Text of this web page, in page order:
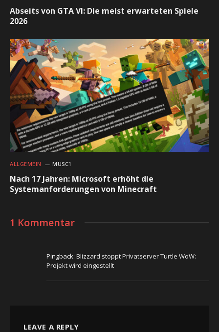
Abseits von GTA VI: Die meist erwarteten Spiele
2026
ALLGEMEIN MUSC1
Nach 17 Jahren: Microsoft erhöht die
Systemanforderungen von Minecraft
1 Kommentar
Pingback: Blizzard stoppt Privatserver Turtle WoW:
Projekt wird eingestellt
LEAVE A REPLY